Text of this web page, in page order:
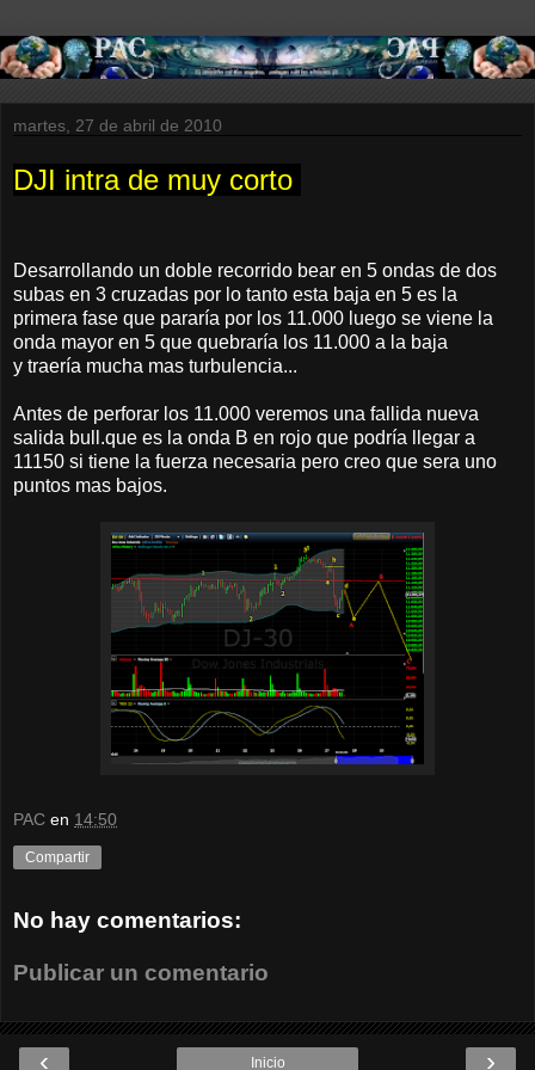
martes, 27 de abril de 2010
DJI intra de muy corto
Desarrollando un doble recorrido bear en 5 ondas de dos
subas en 3 cruzadas por lo tanto esta baja en 5 es la
primera fase que pararía por los 11.000 luego se viene la
onda mayor en 5 que quebraría los 11.000 a la baja
y traería mucha mas turbulencia...
Antes de perforar los 11.000 veremos una fallida nueva
salida bull.que es la onda B en rojo que podría llegar a
11150 si tiene la fuerza necesaria pero creo que sera uno
puntos mas bajos.
PAC en 14:50
Compartir
No hay comentarios:
Publicar un comentario
‹ ›
Inicio